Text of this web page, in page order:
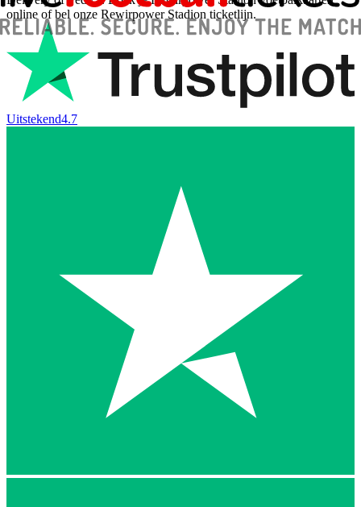
online of bel onze Rewirpower Stadion ticketlijn.
Uitstekend4.7